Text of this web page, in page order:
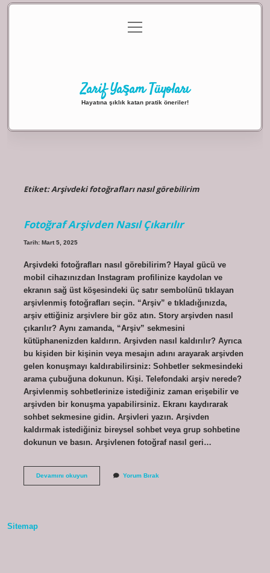
Gizlilik Politikası
menüyü
aç
Zarif Yaşam Tüyoları
Hayatına şıklık katan pratik öneriler!
Etiket:Arşivdeki fotoğrafları nasıl görebilirim
Fotoğraf Arşivden Nasıl Çıkarılır
Tarih: Mart 5, 2025
Arşivdeki fotoğrafları nasıl görebilirim? Hayal gücü ve
mobil cihazınızdan Instagram profilinize kaydolan ve
ekranın sağ üst köşesindeki üç satır sembolünü tıklayan
arşivlenmiş fotoğrafları seçin. “Arşiv” e tıkladığınızda,
arşiv ettiğiniz arşivlere bir göz atın. Story arşivden nasıl
çıkarılır? Aynı zamanda, “Arşiv” sekmesini
kütüphanenizden kaldırın. Arşivden nasıl kaldırılır? Ayrıca
bu kişiden bir kişinin veya mesajın adını arayarak arşivden
gelen konuşmayı kaldırabilirsiniz: Sohbetler sekmesindeki
arama çubuğuna dokunun. Kişi. Telefondaki arşiv nerede?
Arşivlenmiş sohbetlerinize istediğiniz zaman erişebilir ve
arşivden bir konuşma yapabilirsiniz. Ekranı kaydırarak
sohbet sekmesine gidin. Arşivleri yazın. Arşivden
kaldırmak istediğiniz bireysel sohbet veya grup sohbetine
dokunun ve basın. Arşivlenen fotoğraf nasıl geri…
Devamını okuyunFotoğraf
Yorum Bırak
Sitemap